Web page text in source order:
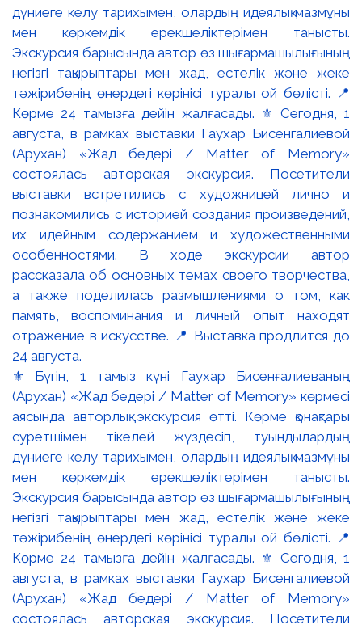
⚜️ Бүгін, 1 тамыз күні Гаухар Бисенғалиеваның
(Арухан) «Жад бедері / Matter of Memory» көрмесі
аясында авторлық экскурсия өтті. Көрме қонақтары
суретшімен тікелей жүздесіп, туындылардың
дүниеге келу тарихымен, олардың идеялық мазмұны
мен көркемдік ерекшеліктерімен танысты.
Экскурсия барысында автор өз шығармашылығының
негізгі тақырыптары мен жад, естелік және жеке
тәжірибенің өнердегі көрінісі туралы ой бөлісті. 📍
Көрме 24 тамызға дейін жалғасады. ⚜️ Сегодня, 1
августа, в рамках выставки Гаухар Бисенгалиевой
(Арухан) «Жад бедері / Matter of Memory»
состоялась авторская экскурсия. Посетители